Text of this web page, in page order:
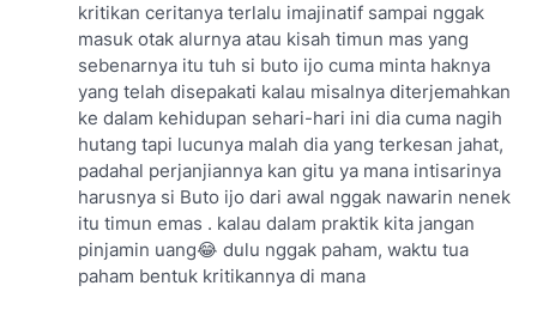
kritikan ceritanya terlalu imajinatif sampai nggak
masuk otak alurnya atau kisah timun mas yang
sebenarnya itu tuh si buto ijo cuma minta haknya
yang telah disepakati kalau misalnya diterjemahkan
ke dalam kehidupan sehari-hari ini dia cuma nagih
hutang tapi lucunya malah dia yang terkesan jahat,
padahal perjanjiannya kan gitu ya mana intisarinya
harusnya si Buto ijo dari awal nggak nawarin nenek
itu timun emas . kalau dalam praktik kita jangan
pinjamin uang😂 dulu nggak paham, waktu tua
paham bentuk kritikannya di mana